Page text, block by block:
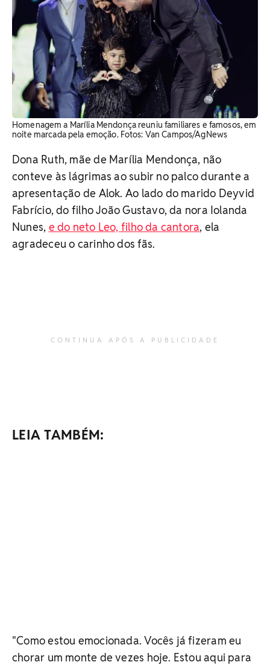
Homenagem a Marília Mendonça reuniu familiares e famosos, em
noite marcada pela emoção. Fotos: Van Campos/AgNews
Dona Ruth, mãe de Marília Mendonça, não
conteve às lágrimas ao subir no palco durante a
apresentação de Alok. Ao lado do marido Deyvid
Fabrício, do filho João Gustavo, da nora Iolanda
Nunes, e do neto Leo, filho da cantora, ela
agradeceu o carinho dos fãs.
CONTINUA APÓS A PUBLICIDADE
LEIA TAMBÉM:
"Como estou emocionada. Vocês já fizeram eu
chorar um monte de vezes hoje. Estou aqui para